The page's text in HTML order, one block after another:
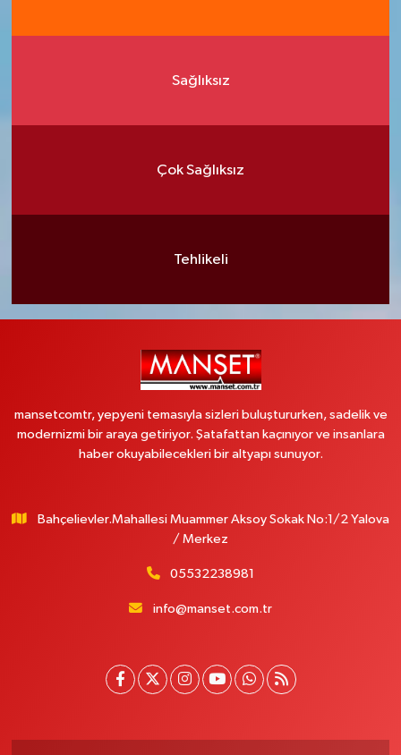
Sağlıksız
Çok Sağlıksız
Tehlikeli
mansetcomtr, yepyeni temasıyla sizleri buluştururken, sadelik ve
modernizmi bir araya getiriyor. Şatafattan kaçınıyor ve insanlara
haber okuyabilecekleri bir altyapı sunuyor.
Bahçelievler.Mahallesi Muammer Aksoy Sokak No:1/2 Yalova
/ Merkez
05532238981
info@manset.com.tr